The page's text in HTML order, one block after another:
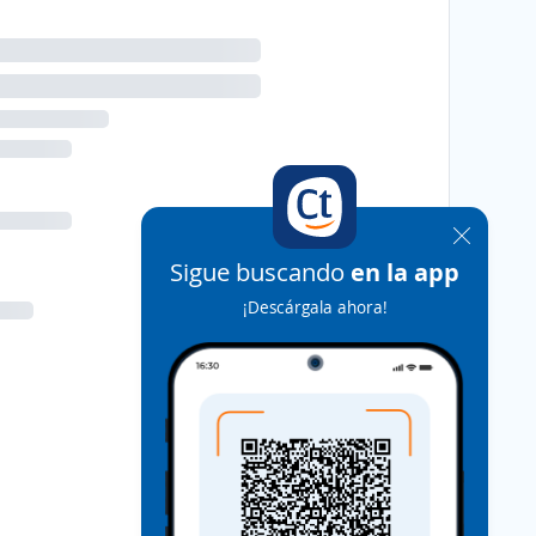
Sigue buscando en la app
¡Descárgala ahora!